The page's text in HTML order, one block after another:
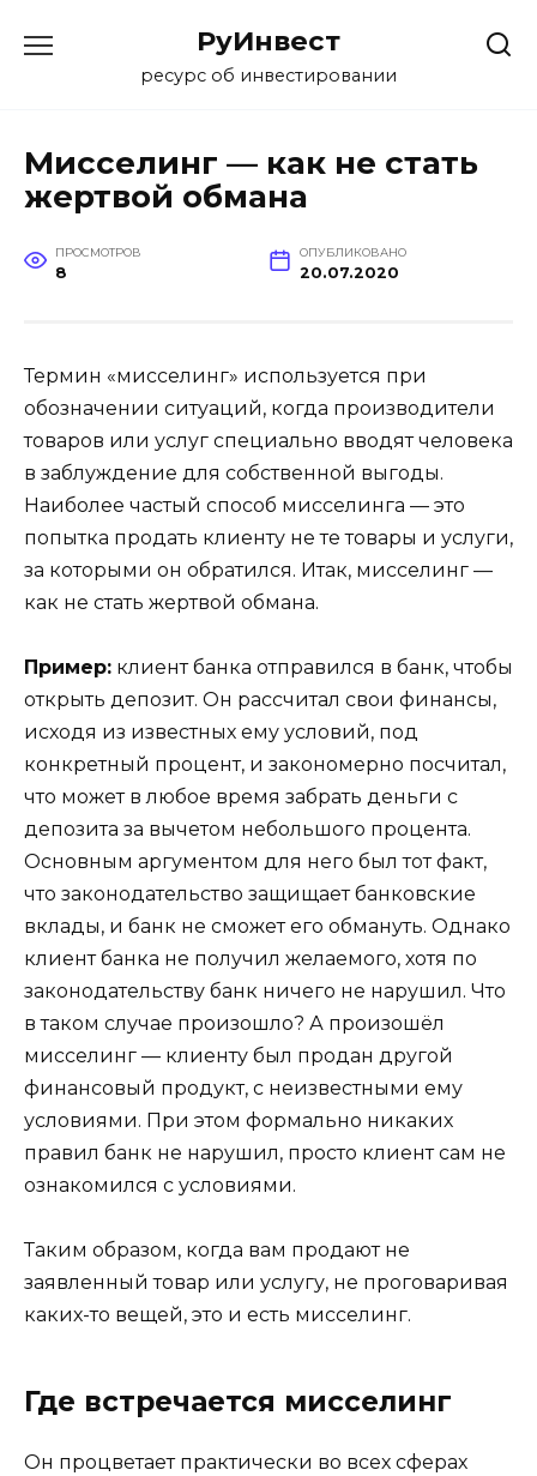
РуИнвест
ресурс об инвестировании
Мисселинг — как не стать
жертвой обмана
ПРОСМОТРОВ
8
ОПУБЛИКОВАНО
20.07.2020
Термин «мисселинг» используется при
обозначении ситуаций, когда производители
товаров или услуг специально вводят человека
в заблуждение для собственной выгоды.
Наиболее частый способ мисселинга — это
попытка продать клиенту не те товары и услуги,
за которыми он обратился. Итак, мисселинг —
как не стать жертвой обмана.
Пример: клиент банка отправился в банк, чтобы
открыть депозит. Он рассчитал свои финансы,
исходя из известных ему условий, под
конкретный процент, и закономерно посчитал,
что может в любое время забрать деньги с
депозита за вычетом небольшого процента.
Основным аргументом для него был тот факт,
что законодательство защищает банковские
вклады, и банк не сможет его обмануть. Однако
клиент банка не получил желаемого, хотя по
законодательству банк ничего не нарушил. Что
в таком случае произошло? А произошёл
мисселинг — клиенту был продан другой
финансовый продукт, с неизвестными ему
условиями. При этом формально никаких
правил банк не нарушил, просто клиент сам не
ознакомился с условиями.
Таким образом, когда вам продают не
заявленный товар или услугу, не проговаривая
каких-то вещей, это и есть мисселинг.
Где встречается мисселинг
Он процветает практически во всех сферах